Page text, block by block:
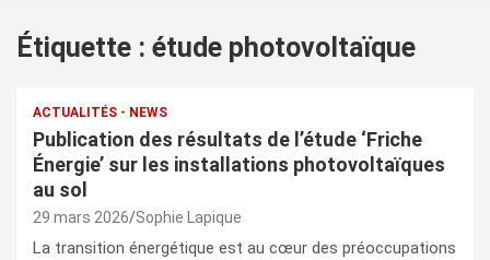
Étiquette : étude photovoltaïque
ACTUALITÉS - NEWS
Publication des résultats de l’étude ‘Friche
Énergie’ sur les installations photovoltaïques
au sol
29 mars 2026 Sophie Lapique
La transition énergétique est au cœur des préoccupations